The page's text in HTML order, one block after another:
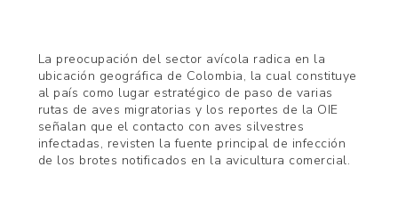
La preocupación del sector avícola radica en la
ubicación geográfica de Colombia, la cual constituye
al país como lugar estratégico de paso de varias
rutas de aves migratorias y los reportes de la OIE
señalan que el contacto con aves silvestres
infectadas, revisten la fuente principal de infección
de los brotes notificados en la avicultura comercial.